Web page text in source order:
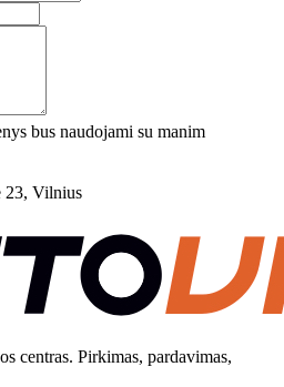
bus naudojami su manim
23, Vilnius
centras. Pirkimas, pardavimas,